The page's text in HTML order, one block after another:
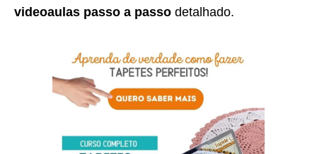
videoaulas passo a passo detalhado.